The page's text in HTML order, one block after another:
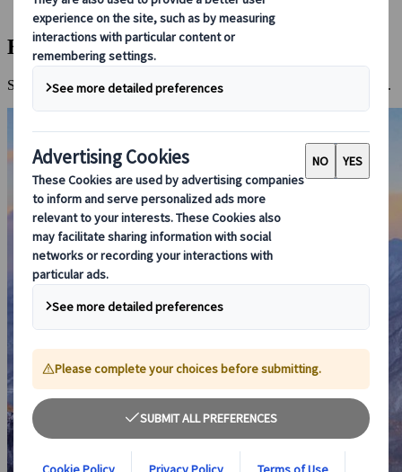
Hakuba
Hakuba
Station de sports d'hiver célèbre pour sa poudreuse et son ambiance.